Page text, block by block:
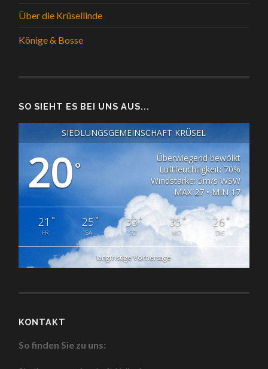
Über die Krüsellinde
Könige & Bosse
SO SIEHT ES BEI UNS AUS...
SIEDLUNGSGEMEINSCHAFT KRÜSEL
20°
Überwiegend bewölkt
Luftfeuchtigkeit: 70%
Windstärke: 5m/s WSW
MAX 27 • MIN 17
21 °
FR
25°
SA
33°
SO
35°
MO
26°
DIE
langfristige Vorhersage
KONTAKT
So finden Sie zu uns: